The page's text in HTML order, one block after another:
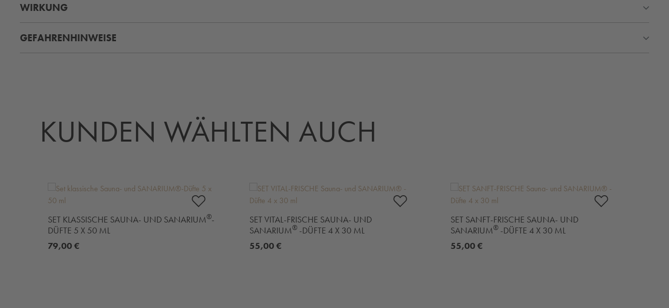
WIRKUNG
GEFAHRENHINWEISE
KUNDEN WÄHLTEN AUCH
SET KLASSISCHE SAUNA- UND SANARIUM®-
DÜFTE 5 X 50 ML
79,00 €
SET VITAL-FRISCHE SAUNA- UND
SANARIUM®-DÜFTE 4 X 30 ML
55,00 €
SET SANFT-FRISCHE SAUNA- UND
SANARIUM® -DÜFTE 4 X 30 ML
55,00 €